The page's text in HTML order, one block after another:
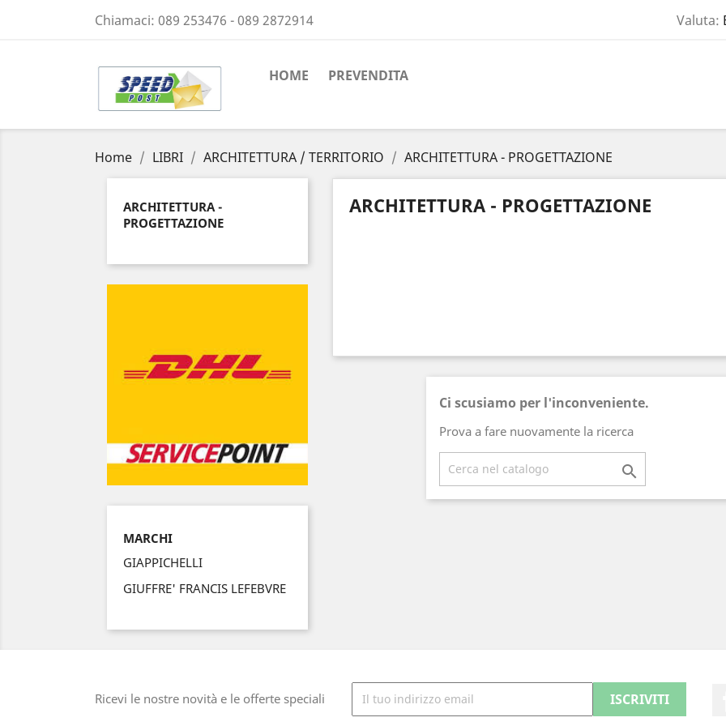
Chiamaci: 089 253476 - 089 2872914 Valuta:
HOME PREVENDITA
Home LIBRI ARCHITETTURA / TERRITORIO ARCHITETTURA - PROGETTAZIONE
ARCHITETTURA -
PROGETTAZIONE
MARCHI
GIAPPICHELLI
GIUFFRE' FRANCIS LEFEBVRE
ARCHITETTURA - PROGETTAZIONE
Ci scusiamo per l'inconveniente.
Prova a fare nuovamente la ricerca

Ricevi le nostre novità e le offerte speciali